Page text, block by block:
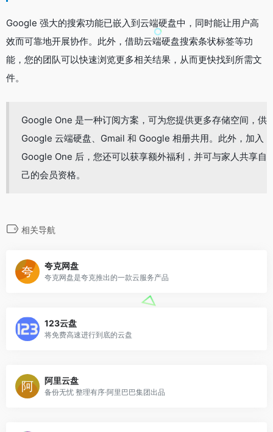
Google 强大的搜索功能已嵌入到云端硬盘中，同时能让用户高
效而可靠地开展协作。此外，借助云端硬盘搜索条状标签等功
能，您的团队可以快速浏览更多相关结果，从而更快找到所需文
件。
Google One 是一种订阅方案，可为您提供更多存储空间，供
Google 云端硬盘、Gmail 和 Google 相册共用。此外，加入
Google One 后，您还可以获享额外福利，并可与家人共享自
己的会员资格。
相关导航
夸克网盘
夸克网盘是夸克推出的一款云服务产品
123云盘
将免费高速进行到底的云盘
阿里云盘
备份无忧 整理有序·阿里巴巴集团出品